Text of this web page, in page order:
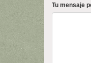
Tu mensaje